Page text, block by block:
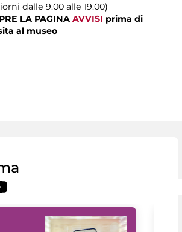
dalle 9.00 alle 19.00)
LA PAGINA AVVISI prima di
al museo